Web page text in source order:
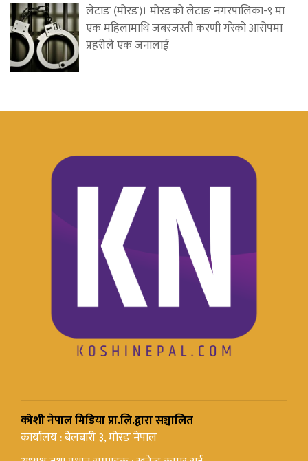
लेटाङ (मोरङ)। मोरङको लेटाङ नगरपालिका-९ मा
एक महिलामाथि जबरजस्ती करणी गरेको आरोपमा
प्रहरीले एक जनालाई
कोशी नेपाल मिडिया प्रा.लि.द्वारा सञ्चालित
कार्यालय : बेलबारी ३, मोरङ नेपाल